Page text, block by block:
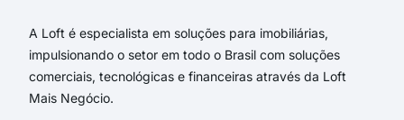
A Loft é especialista em soluções para imobiliárias,
impulsionando o setor em todo o Brasil com soluções
comerciais, tecnológicas e financeiras através da Loft
Mais Negócio.